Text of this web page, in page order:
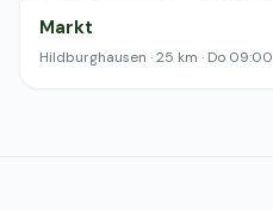
Markt
Hildburghausen · 25 km · Do